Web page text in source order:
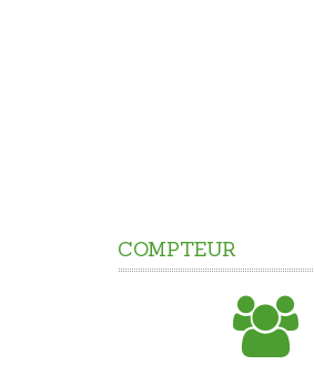
COMPTEUR